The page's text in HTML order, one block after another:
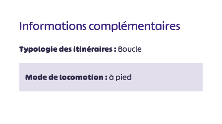
Informations complémentaires
Typologie des itinéraires :Boucle
Mode de locomotion :à pied